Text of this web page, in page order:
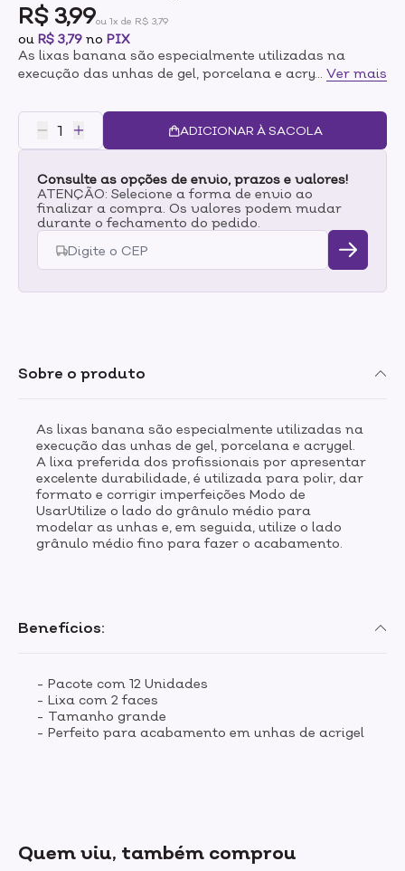
R$ 3,99ou 1x de R$ 3,79
ou R$ 3,79 no PIX
As lixas banana são especialmente utilizadas na
execução das unhas de gel, porcelana e acrygel. A lixa
durabilidade, é utilizada para polir, dar formato e
corrigir imperfeições Modo de UsarUtilize o lado do
grânulo médio para modelar as unhas e, em seguida,
acabamento.
Ver mais
ADICIONAR À SACOLA
Consulte as opções de envio, prazos e valores!
ATENÇÃO: Selecione a forma de envio ao
finalizar a compra. Os valores podem mudar
durante o fechamento do pedido.
Benefícios:
- Pacote com 12 Unidades
- Lixa com 2 faces
- Tamanho grande
- Perfeito para acabamento em unhas de acrigel
Sobre o produto
As lixas banana são especialmente utilizadas na
execução das unhas de gel, porcelana e acrygel.
A lixa preferida dos profissionais por apresentar
excelente durabilidade, é utilizada para polir, dar
formato e corrigir imperfeições Modo de
UsarUtilize o lado do grânulo médio para
modelar as unhas e, em seguida, utilize o lado
grânulo médio fino para fazer o acabamento.
Quem viu, também comprou